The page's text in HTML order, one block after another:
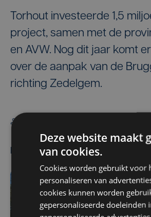
Torhout investeerde 1,5
project, samen met de
en AVW. Nog dit jaar komt
over de aanpak van de
richting Zedelgem.
Meest gelezen
Deze website maakt
van cookies.
Cookies worden gebruikt voor
personaliseren van
cookies kunnen worden
gepersonaliseerde doeleinden